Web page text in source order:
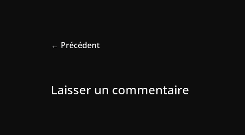
← Précédent
Laisser un commentaire